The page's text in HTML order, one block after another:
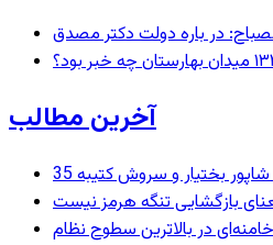
در باره دولت دکتر مصدق
آخرین مطالب
شاپور بختیار و سروش کتیبه
بازگشایی تنگه هرمز نیست
در بالاترین سطوح نظام